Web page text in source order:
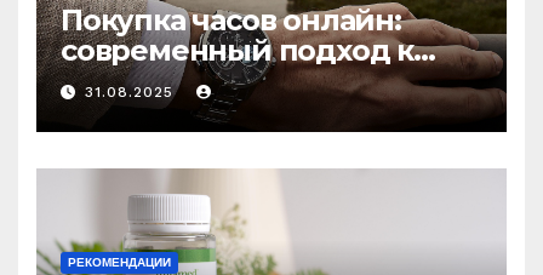
Покупка часов онлайн:
современный подход к
выбору аксессуаров
31.08.2025
РЕКОМЕНДАЦИИ